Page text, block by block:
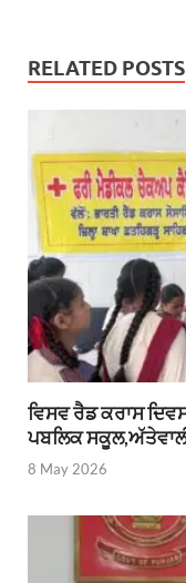
RELATED POSTS
ਵਿਸਵ ਰੈਡ ਕਰਾਸ
ਪਬਲਿਕ
8 May 2026